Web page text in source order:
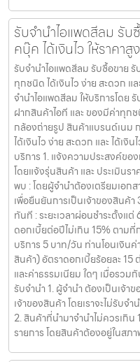
รับจำนำไอแพดสีลม รับ
คบุ๊ค ได้เงินไว ให้ราคาสูง
รับจำนำไอแพดสีลม รับซื้อขาย
ทุกชนิด ได้เงินไว ง่าย สะดวก แ
จำนำไอแพดสีลม ให้บริการโดย
ฝากสินค้าไอที และ ของมีค่าทุก
กล้องถ่ายรูป สินค้าแบรนด์เนม
ได้เงินไว ง่าย สะดวก และ ได้เงิ
บริการ 1. แจ้งความประสงค์ขอ
โดยแจ้งรุ่นสินค้า และ ประเมิน
พบ : โดยผู้จำนำต้องเตรียมเอกส
เพื่อยืนยันการเป็นเจ้าของสินค้
ทันที : ระยะเวลาผ่อนชำระตั้งแ
ดอกเบี้ยต่อปีไม่เกิน 15% ตาม
บริการ 5 บาท/วัน ท่านโอนเงิน
สินค้า) อัตราดอกเบี้ยร้อยละ 15
และค่าธรรมเนียม ใดๆ เมื่อรว
รับจำนำ 1. ผู้จำนำ ต้องเป็นเจ้า
เจ้าของสินค้า โดยเราจะไม่รับจ
2. สินค้าที่นำมาจำนำไม่ควรเกิ
รายการ โดยสินค้าต้องอยู่ในสภ